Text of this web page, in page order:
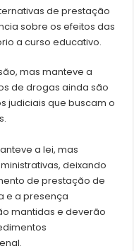
de prestação
sobre os efeitos das
a curso educativo.
mas manteve a
de drogas ainda são
judiciais que buscam o
a lei, mas
deixando
de prestação de
e a presença
mantidas e deverão